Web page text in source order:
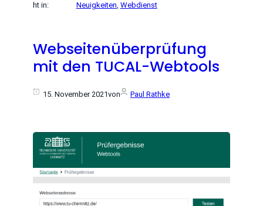
ht in:
Neuigkeiten, Webdienst
Webseitenüberprüfung
mit den TUCAL-Webtools
15. November 2021von Paul Rathke